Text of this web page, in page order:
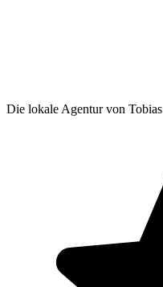
Die lokale Agentur von Tobias